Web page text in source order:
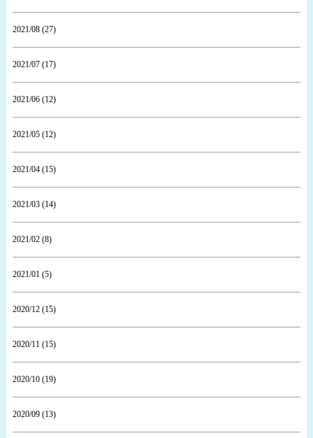
2021/08 (27)
2021/07 (17)
2021/06 (12)
2021/05 (12)
2021/04 (15)
2021/03 (14)
2021/02 (8)
2021/01 (5)
2020/12 (15)
2020/11 (15)
2020/10 (19)
2020/09 (13)